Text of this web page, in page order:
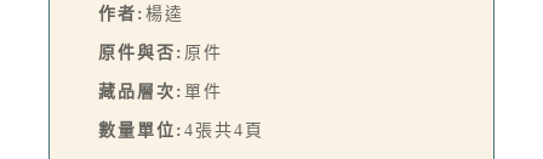
作者: 楊逵
原件與否: 原件
藏品層次: 單件
數量單位: 4張共4頁